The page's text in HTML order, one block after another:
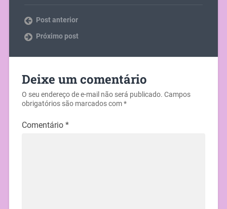
Post anterior
Próximo post
Deixe um comentário
O seu endereço de e-mail não será publicado. Campos
obrigatórios são marcados com*
Comentário *